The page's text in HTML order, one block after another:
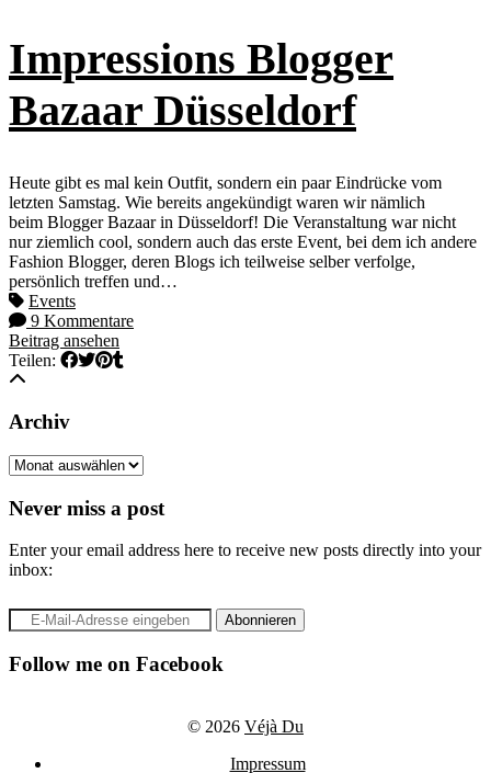
Impressions Blogger
Bazaar Düsseldorf
Heute gibt es mal kein Outfit, sondern ein paar Eindrücke vom
letzten Samstag. Wie bereits angekündigt waren wir nämlich
beim Blogger Bazaar in Düsseldorf! Die Veranstaltung war nicht
nur ziemlich cool, sondern auch das erste Event, bei dem ich andere
Fashion Blogger, deren Blogs ich teilweise selber verfolge,
persönlich treffen und…
Events
9 Kommentare
Beitrag ansehen
Teilen:
Archiv
Archiv
Never miss a post
Enter your email address here to receive new posts directly into your
inbox:
Follow me on Facebook
© 2026 Véjà Du
Impressum